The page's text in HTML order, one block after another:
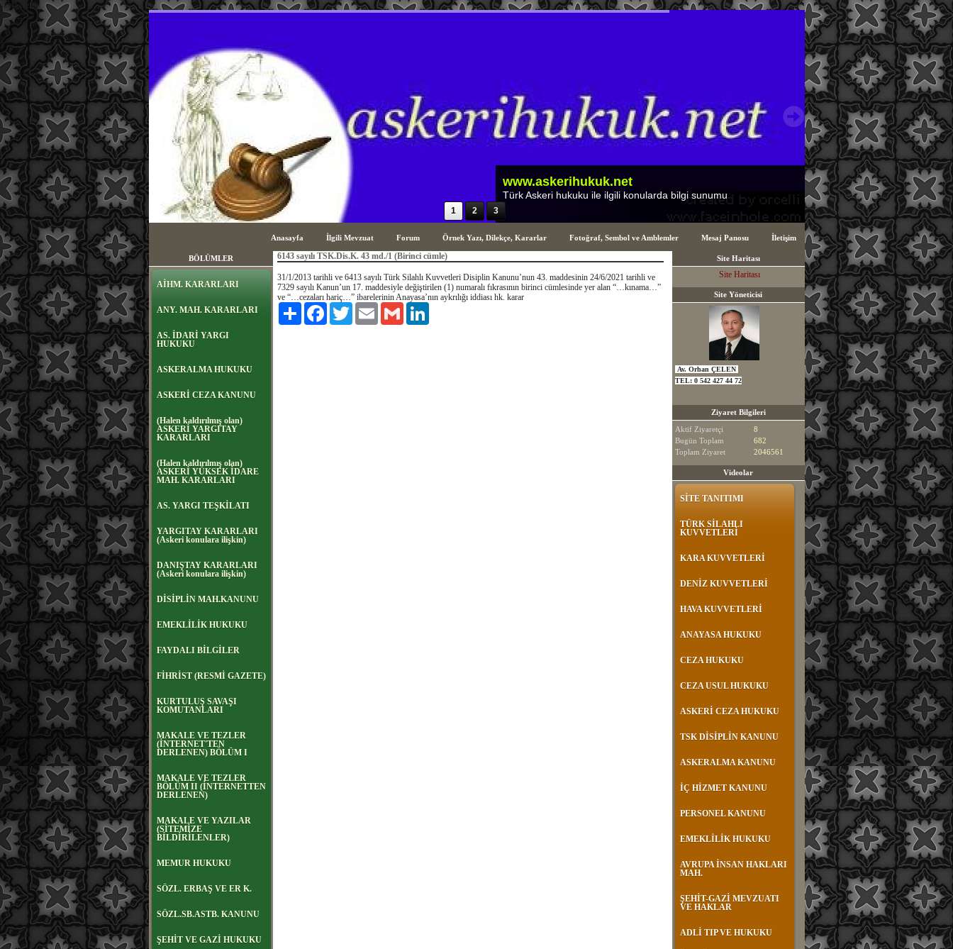
sayfa içeriği
1 2 3
Anasayfa İlgili Mevzuat Forum Örnek Yazı, Dilekçe, Kararlar Fotoğraf, Sembol ve Amblemler Mesaj Panosu İletişim
BÖLÜMLER
AİHM. KARARLARI
ANY. MAH. KARARLARI
AS. İDARİ YARGI
HUKUKU
ASKERALMA HUKUKU
ASKERİ CEZA KANUNU
(Halen kaldırılmış olan)
ASKERİ YARGITAY
KARARLARI
(Halen kaldırılmış olan)
ASKERİ YÜKSEK İDARE
MAH. KARARLARI
AS. YARGI TEŞKİLATI
YARGITAY KARARLARI
(Askeri konulara ilişkin)
DANIŞTAY KARARLARI
(Askeri konulara ilişkin)
DİSİPLİN MAH.KANUNU
EMEKLİLİK HUKUKU
FAYDALI BİLGİLER
FİHRİST (RESMİ GAZETE)
KURTULUŞ SAVAŞI
KOMUTANLARI
MAKALE VE TEZLER
(İNTERNET'TEN
DERLENEN) BÖLÜM I
MAKALE VE TEZLER
BÖLÜM II (İNTERNETTEN
DERLENEN)
MAKALE VE YAZILAR
(SİTEMİZE
BİLDİRİLENLER)
MEMUR HUKUKU
SÖZL. ERBAŞ VE ER K.
SÖZL.SB.ASTB. KANUNU
ŞEHİT VE GAZİ HUKUKU
6143 sayılı TSK.Dis.K. 43 md./1 (Birinci cümle)
31/1/2013 tarihli ve 6413 sayılı Türk Silahlı Kuvvetleri Disiplin Kanunu’nun 43. maddesinin 24/6/2021 tarihli ve
7329 sayılı Kanun’un 17. maddesiyle değiştirilen (1) numaralı fıkrasının birinci cümlesinde yer alan “…kınama…”
ve “…cezaları hariç…” ibarelerinin Anayasa’nın aykrılığı iddiası hk. karar
Paylaş
FacebookTwitter Email Gmail
Site Haritası
Site Haritası
Site Yöneticisi
Av. Orhan ÇELEN
TEL: 0 542 427 44 72
Ziyaret Bilgileri
Aktif Ziyaretçi
8
Bugün Toplam
682
Toplam Ziyaret
2046561
Videolar
SİTE TANITIMI
TÜRK SİLAHLI
KUVVETLERİ
KARA KUVVETLERİ
DENİZ KUVVETLERİ
HAVA KUVVETLERİ
ANAYASA HUKUKU
CEZA HUKUKU
CEZA USUL HUKUKU
ASKERİ CEZA HUKUKU
TSK DİSİPLİN KANUNU
ASKERALMA KANUNU
İÇ HİZMET KANUNU
PERSONEL KANUNU
EMEKLİLİK HUKUKU
AVRUPA İNSAN HAKLARI
MAH.
ŞEHİT-GAZİ MEVZUATI
VE HAKLAR
ADLİ TIP VE HUKUKU